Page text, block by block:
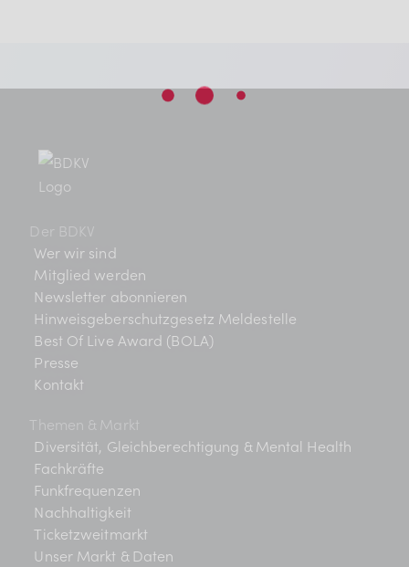
Der BDKV
Wer wir sind
Mitglied werden
Newsletter abonnieren
Hinweisgeberschutzgesetz Meldestelle
Best Of Live Award (BOLA)
Presse
Kontakt
Themen & Markt
Diversität, Gleichberechtigung & Mental Health
Fachkräfte
Funkfrequenzen
Nachhaltigkeit
Ticketzweitmarkt
Unser Markt & Daten